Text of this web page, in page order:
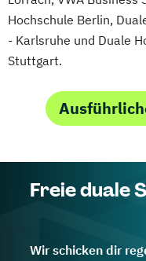
Hochschule Berlin,
- Karlsruhe und Duale
Stuttgart.
Freie duale
Wir schicken dir